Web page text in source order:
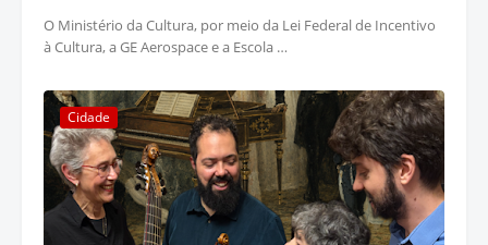
O Ministério da Cultura, por meio da Lei Federal de Incentivo
à Cultura, a GE Aerospace e a Escola …
Cidade